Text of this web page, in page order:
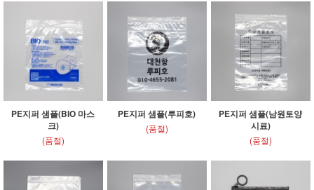
PE지퍼 샘플(BIO 마스
크)
(품절)
PE지퍼 샘플(루피호)
(품절)
PE지퍼 샘플(남원토양
시료)
(품절)